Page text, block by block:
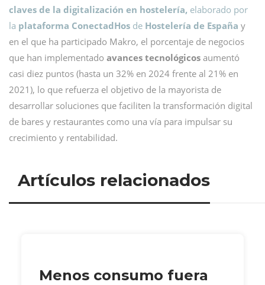
claves de la digitalización en hostelería, elaborado por
la plataforma ConectadHos de Hostelería de España y
en el que ha participado Makro, el porcentaje de negocios
que han implementado avances tecnológicos aumentó
casi diez puntos (hasta un 32% en 2024 frente al 21% en
2021), lo que refuerza el objetivo de la mayorista de
desarrollar soluciones que faciliten la transformación digital
de bares y restaurantes como una vía para impulsar su
crecimiento y rentabilidad.
Artículos relacionados
Menos consumo fuera